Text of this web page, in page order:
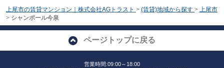
上尾市の賃貸マンション｜株式会社AGトラスト > (賃貸)地域から探す > 上尾市
> シャンポール今泉
ページトップに戻る
営業時間:09:00～18:00